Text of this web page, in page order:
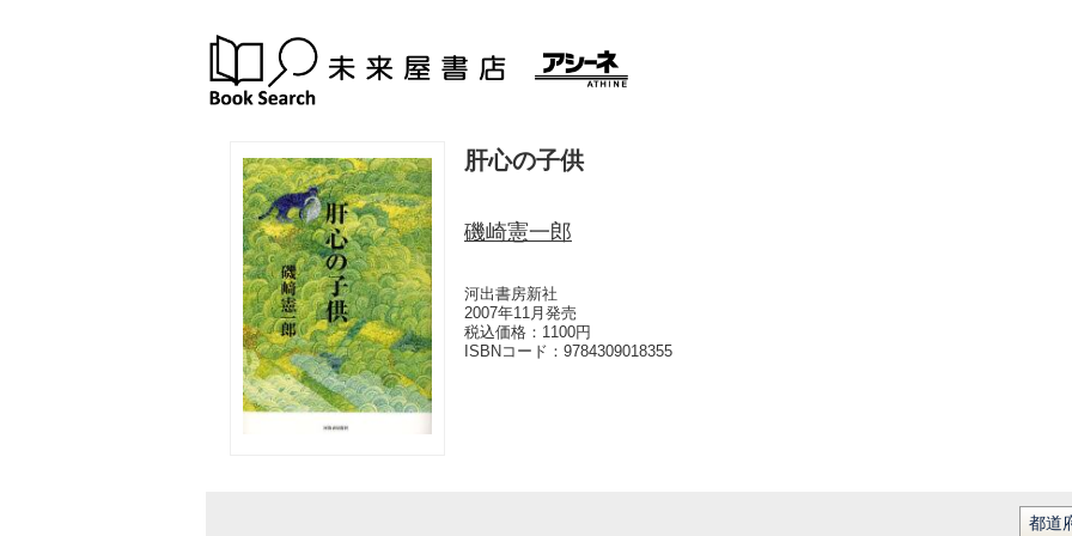
肝心の子供
磯崎憲一郎
河出書房新社
2007年11月発売
税込価格：1100円
ISBNコード： 9784309018355